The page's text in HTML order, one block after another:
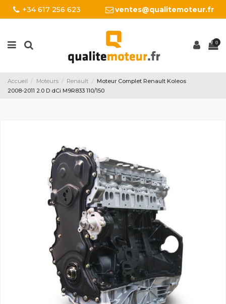
+34 617 256 623 ventes@qualitemoteur.fr
0
Accueil Moteurs Renault
Moteur Complet Renault Koleos
2008-2011 2.0 D dCi M9R833 110/150